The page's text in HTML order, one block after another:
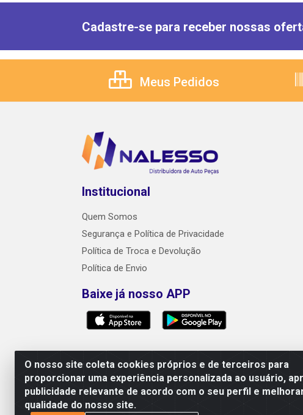
O nosso site coleta cookies próprios e de terceiros para
proporcionar uma experiência personalizada ao usuário,
publicidade relevante de acordo com o seu perfil e
qualidade do nosso site.
Cadastre-se para receber nossas
Meus Pedidos
Institucional
Quem Somos
Segurança e Política de Privacidade
Política de Troca e Devolução
Política de Envio
Baixe já nosso APP
NALESSO DISTRIBUIDORA DE AUTO PEÇAS